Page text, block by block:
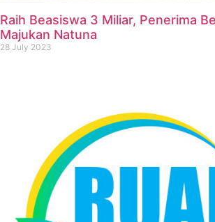
Raih Beasiswa 3 Miliar, Penerima
Majukan Natuna
28 July 2023